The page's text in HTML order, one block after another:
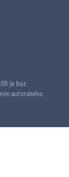
je bez
autorského